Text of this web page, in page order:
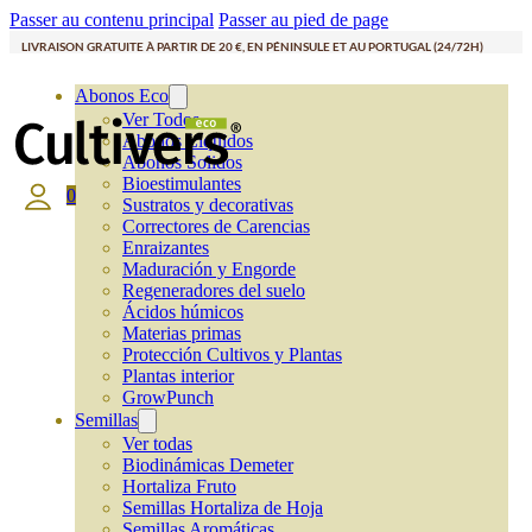
Passer au contenu principal Passer au pied de page
LIVRAISON GRATUITE À PARTIR DE 20 €, EN PÉNINSULE ET AU PORTUGAL (24/72H)
Abonos Eco
Ver Todos
Abonos Líquidos
Abonos Solidos
Bioestimulantes
Sustratos y decorativas
Correctores de Carencias
Enraizantes
Maduración y Engorde
Regeneradores del suelo
Ácidos húmicos
Materias primas
Protección Cultivos y Plantas
Plantas interior
GrowPunch
Semillas
Ver todas
Biodinámicas Demeter
Hortaliza Fruto
Semillas Hortaliza de Hoja
0